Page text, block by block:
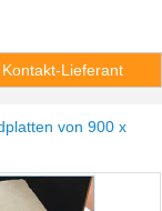
Kontakt-Lieferant
von 900 x